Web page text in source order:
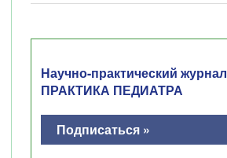
Научно-практический журнал
ПРАКТИКА ПЕДИАТРА
Подписаться »